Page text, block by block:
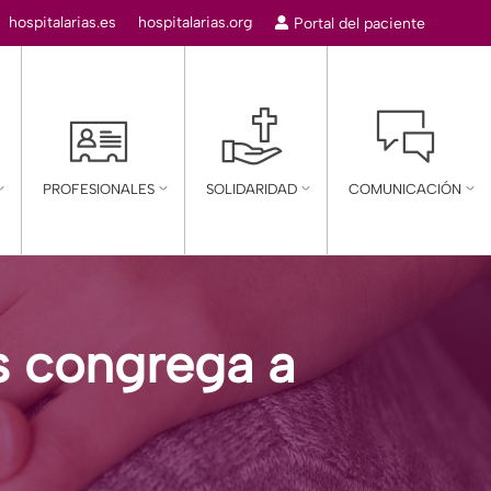
hospitalarias.es hospitalarias.org Portal del paciente
PROFESIONALES SOLIDARIDAD COMUNICACIÓN
congrega a